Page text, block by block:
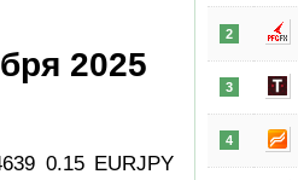
2025
0.15 EURJPY
2
3
4